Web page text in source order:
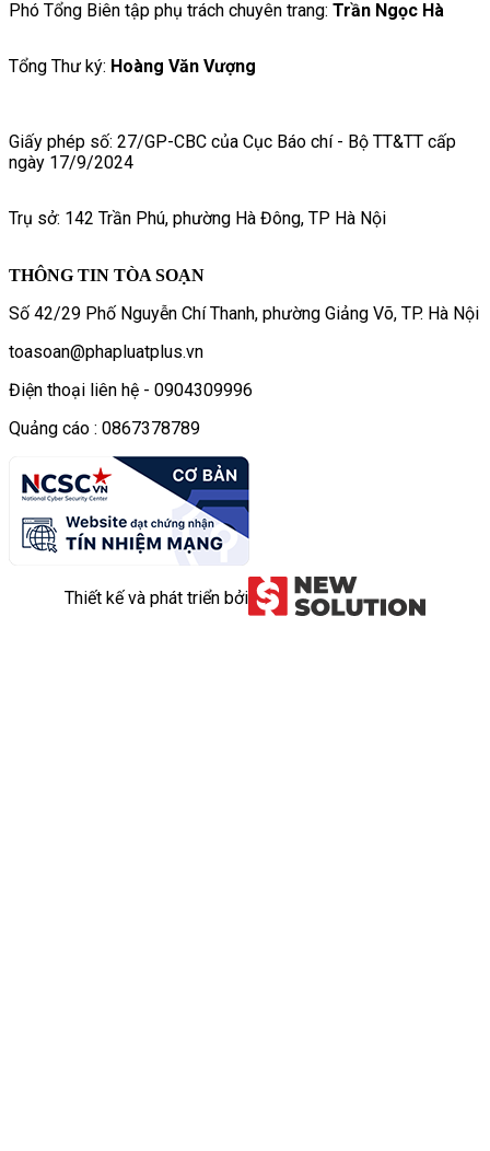
Phó Tổng Biên tập phụ trách chuyên trang: Trần Ngọc Hà
Tổng Thư ký: Hoàng Văn Vượng
Giấy phép số: 27/GP-CBC của Cục Báo chí - Bộ TT&TT cấp
ngày 17/9/2024
Trụ sở: 142 Trần Phú, phường Hà Đông, TP Hà Nội
THÔNG TIN TÒA SOẠN
Số 42/29 Phố Nguyễn Chí Thanh, phường Giảng Võ, TP. Hà Nội
toasoan@phapluatplus.vn
Điện thoại liên hệ - 0904309996
Quảng cáo : 0867378789
Thiết kế và phát triển bởi